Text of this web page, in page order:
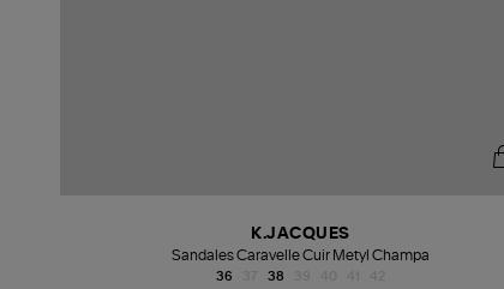
K.JACQUES
Sandales Caravelle Cuir Metyl Champa
36 38